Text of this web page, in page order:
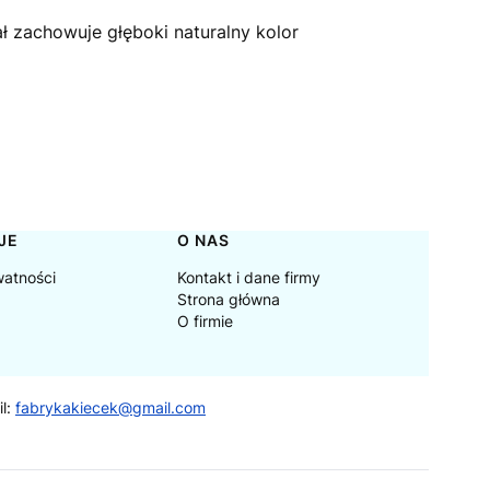
zachowuje głęboki naturalny kolor
O NAS
Kontakt i dane firmy
Strona główna
O firmie
fabrykakiecek@gmail.com